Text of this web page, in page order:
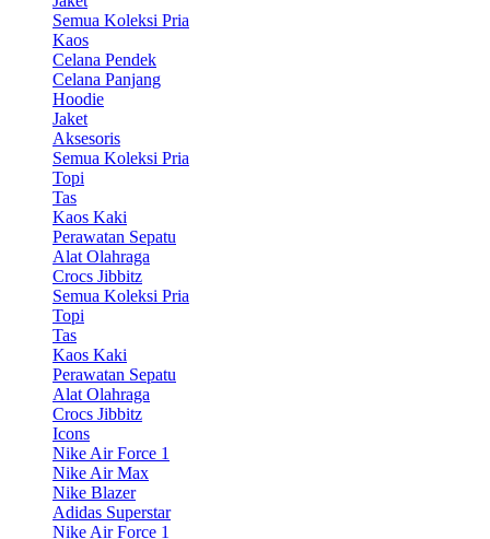
Semua Koleksi Pria
Kaos
Celana Pendek
Celana Panjang
Hoodie
Jaket
Aksesoris
Semua Koleksi Pria
Topi
Tas
Kaos Kaki
Perawatan Sepatu
Alat Olahraga
Crocs Jibbitz
Semua Koleksi Pria
Topi
Tas
Kaos Kaki
Perawatan Sepatu
Alat Olahraga
Crocs Jibbitz
Icons
Nike Air Force 1
Nike Air Max
Nike Blazer
Adidas Superstar
Nike Air Force 1